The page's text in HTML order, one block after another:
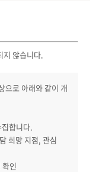
않습니다.
으로 아래와 같이 개
합니다.
희망 지점, 관심
인